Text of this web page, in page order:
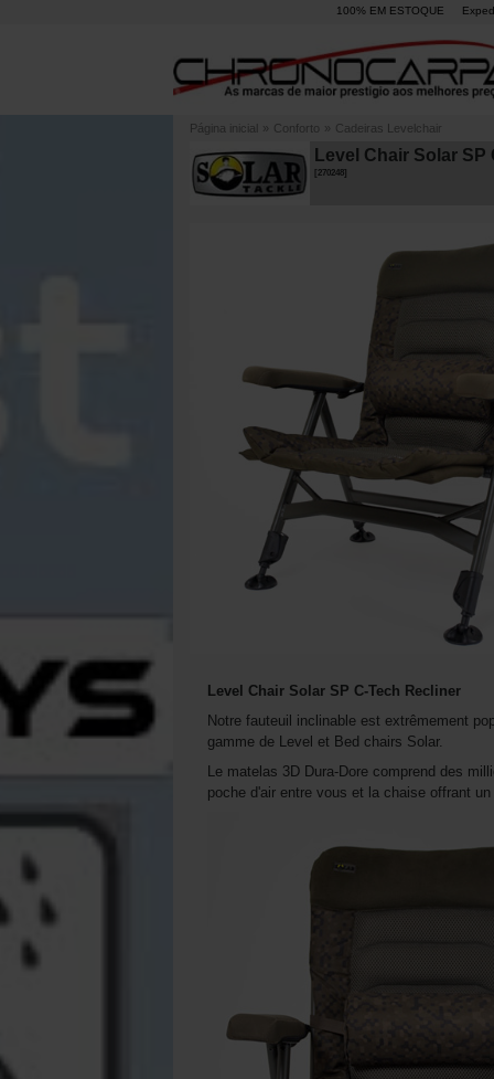
100% EM ESTOQUE
Página inicial » Conforto » Cadeiras Levelchair
Level Chair Solar SP
270248]
Level Chair Solar SP C-Tech Recliner
Notre fauteuil inclinable est extrêmement
gamme de Level et Bed chairs Solar.
Le matelas 3D Dura-Dore comprend des
poche d'air entre vous et la chaise offrant